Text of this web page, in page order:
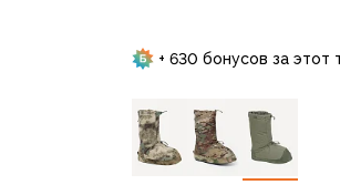
+ 630 бонусов за этот